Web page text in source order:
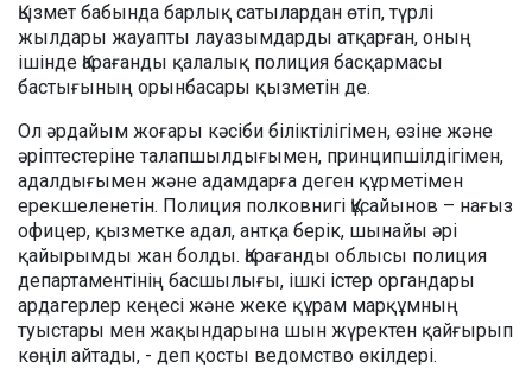
Қызмет бабында барлық сатылардан өтіп, түрлі
жылдары жауапты лауазымдарды атқарған, оның
ішінде Қарағанды қалалық полиция басқармасы
бастығының орынбасары қызметін де.
Ол әрдайым жоғары кәсіби біліктілігімен, өзіне және
әріптестеріне талапшылдығымен, принципшілдігімен,
адалдығымен және адамдарға деген құрметімен
ерекшеленетін. Полиция полковнигі Құсайынов – нағыз
офицер, қызметке адал, антқа берік, шынайы әрі
қайырымды жан болды. Қарағанды облысы полиция
департаментінің басшылығы, ішкі істер органдары
ардагерлер кеңесі және жеке құрам марқұмның
туыстары мен жақындарына шын жүректен қайғырып
көңіл айтады, - деп қосты ведомство өкілдері.